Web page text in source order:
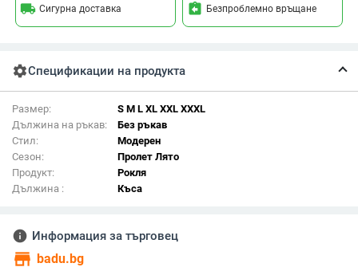
local_shipping Сигурна доставка assignment_return Безпроблемно връщане
settingsСпецификации на продукта
Размер:
S M L XL XXL XXXL
Дължина на ръкав:
Без ръкав
Стил:
Модерен
Сезон:
Пролет Лято
Продукт:
Рокля
Дължина :
Къса
info Информация за търговец
store badu.bg